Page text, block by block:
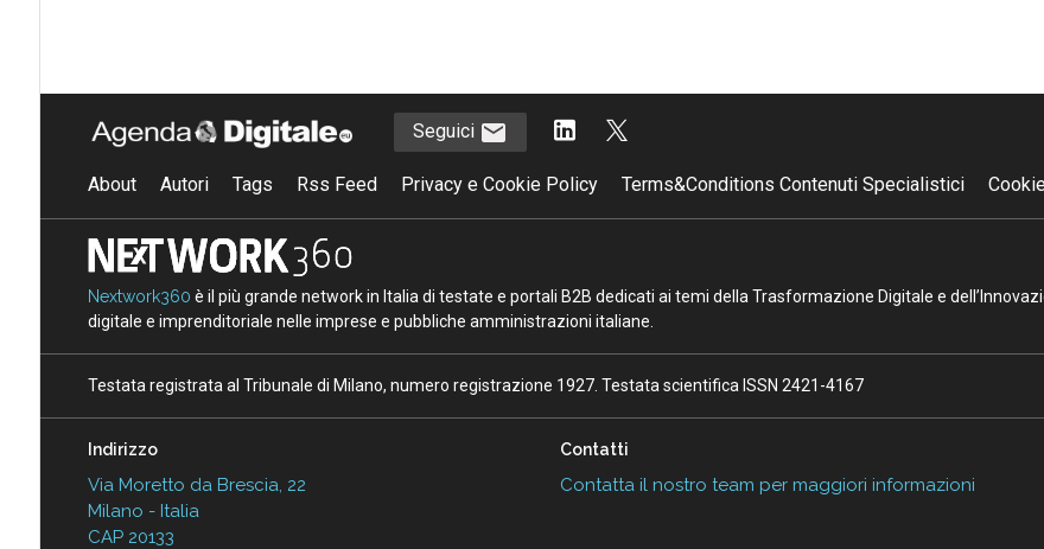
Seguici
About Autori Tags Rss Feed Privacy e Cookie Policy Terms&Conditions Contenuti Specialistici
Nextwork360 è il più grande network in Italia di testate e portali B2B dedicati ai temi della Trasformazione Digitale e
digitale e imprenditoriale nelle imprese e pubbliche amministrazioni italiane.
Testata registrata al Tribunale di Milano, numero registrazione 1927. Testata scientifica ISSN 2421-4167
Indirizzo
Via Moretto da Brescia, 22
Milano - Italia
CAP 20133
Contatti
Contatta il nostro team per maggiori informazioni